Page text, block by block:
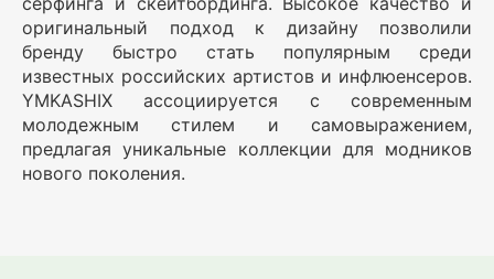
оригинальный подход к дизайну позволили
бренду быстро стать популярным среди
известных российских артистов и инфлюенсеров.
YMKASHIX ассоциируется с современным
молодежным стилем и самовыражением,
предлагая уникальные коллекции для модников
нового поколения.